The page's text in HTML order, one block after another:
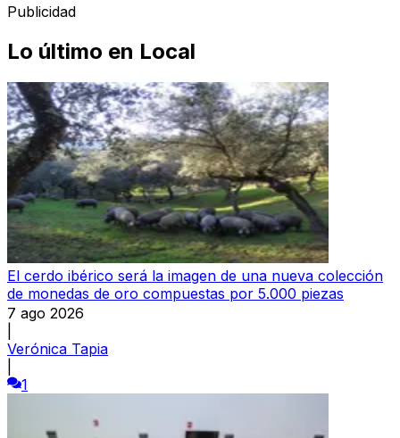
Publicidad
Lo último en Local
El cerdo ibérico será la imagen de una nueva colección
de monedas de oro compuestas por 5.000 piezas
7 ago 2026
Verónica Tapia
1